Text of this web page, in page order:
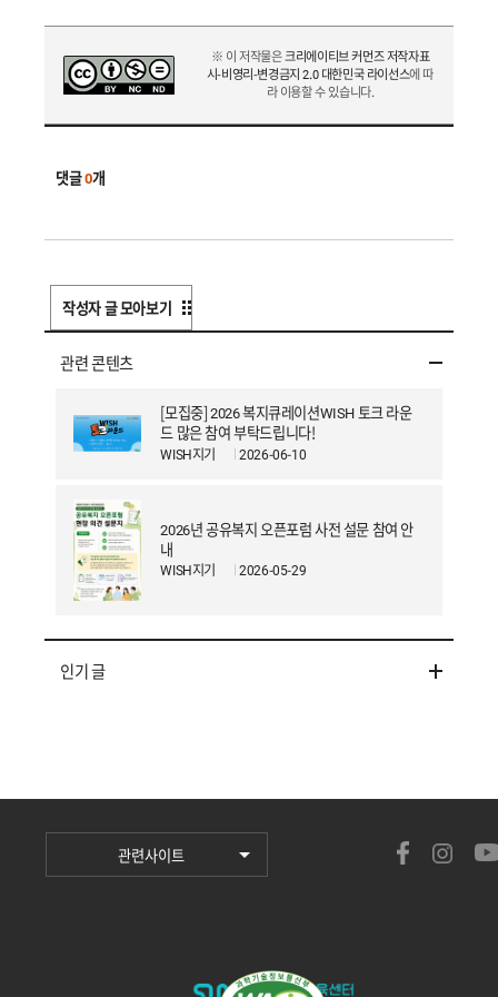
※ 이 저작물은크리에이티브 커먼즈 저작자표
시-비영리-변경금지 2.0 대한민국 라이선스에 따
라 이용할 수 있습니다.
댓글0개
작성자 글 모아보기
관련 콘텐츠
[모집중] 2026 복지큐레이션WISH 토크 라운
드 많은 참여 부탁드립니다!
WISH지기 2026-06-10
2026년 공유복지 오픈포럼 사전 설문 참여 안
내
WISH지기 2026-05-29
인기 글
관련사이트